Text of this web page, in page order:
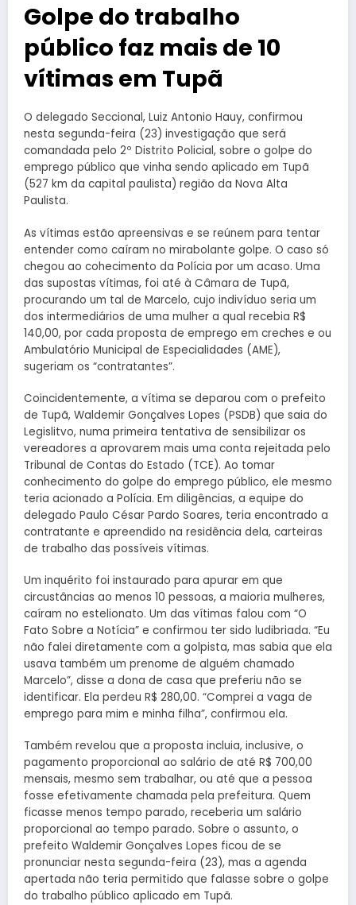
Golpe do trabalho
público faz mais de 10
vítimas em Tupã
O delegado Seccional, Luiz Antonio Hauy, confirmou
nesta segunda-feira (23) investigação que será
comandada pelo 2º Distrito Policial, sobre o golpe do
emprego público que vinha sendo aplicado em Tupã
(527 km da capital paulista) região da Nova Alta
Paulista.
As vítimas estão apreensivas e se reúnem para tentar
entender como caíram no mirabolante golpe. O caso só
chegou ao cohecimento da Polícia por um acaso. Uma
das supostas vítimas, foi até à Câmara de Tupã,
procurando um tal de Marcelo, cujo indivíduo seria um
dos intermediários de uma mulher a qual recebia R$
140,00, por cada proposta de emprego em creches e ou
Ambulatório Municipal de Especialidades (AME),
sugeriam os “contratantes”.
Coincidentemente, a vítima se deparou com o prefeito
de Tupã, Waldemir Gonçalves Lopes (PSDB) que saia do
Legislitvo, numa primeira tentativa de sensibilizar os
vereadores a aprovarem mais uma conta rejeitada pelo
Tribunal de Contas do Estado (TCE). Ao tomar
conhecimento do golpe do emprego público, ele mesmo
teria acionado a Polícia. Em diligências, a equipe do
delegado Paulo César Pardo Soares, teria encontrado a
contratante e apreendido na residência dela, carteiras
de trabalho das possíveis vítimas.
Um inquérito foi instaurado para apurar em que
circustâncias ao menos 10 pessoas, a maioria mulheres,
caíram no estelionato. Um das vítimas falou com “O
Fato Sobre a Notícia” e confirmou ter sido ludibriada. “Eu
não falei diretamente com a golpista, mas sabia que ela
usava também um prenome de alguém chamado
Marcelo”, disse a dona de casa que preferiu não se
identificar. Ela perdeu R$ 280,00. “Comprei a vaga de
emprego para mim e minha filha”, confirmou ela.
Também revelou que a proposta incluia, inclusive, o
pagamento proporcional ao salário de até R$ 700,00
mensais, mesmo sem trabalhar, ou até que a pessoa
fosse efetivamente chamada pela prefeitura. Quem
ficasse menos tempo parado, receberia um salário
proporcional ao tempo parado. Sobre o assunto, o
prefeito Waldemir Gonçalves Lopes ficou de se
pronunciar nesta segunda-feira (23), mas a agenda
apertada não teria permitido que falasse sobre o golpe
do trabalho público aplicado em Tupã.